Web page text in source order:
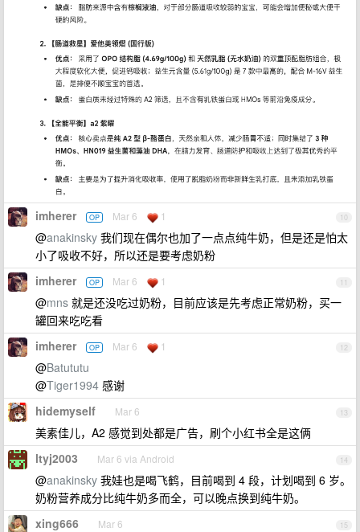
10
imherer OP Mar 6 1
@anakinsky 我们现在偶尔也加了一点点纯牛奶，但是还是怕太
小了吸收不好，所以还是要考虑奶粉
11
imherer OP Mar 6 1
@mns 就是还没吃过奶粉，目前应该是先考虑正常奶粉，买一
罐回来吃吃看
12
imherer OP Mar 6 1
@Batututu
@Tiger1994 感谢
13
hidemyself Mar 6
美素佳儿，A2 感觉到处都是广告，刷个小红书全是这俩
14
ltyj2003 Mar 6 via Android
@anakinsky 我娃也是喝飞鹤，目前喝到 4 段，计划喝到 6 岁。
奶粉营养成分比纯牛奶多而全，可以晚点换到纯牛奶。
15
xing666 Mar 6